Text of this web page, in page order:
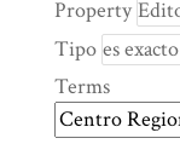
rows
"Reducir
por
Property
Tipo
Terms